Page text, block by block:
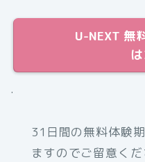
U-NEXT 無
.
31日間の無料体験
ますのでご留意く